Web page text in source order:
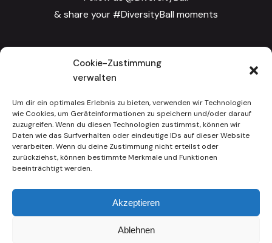
Cookie-Zustimmung
verwalten
Um dir ein optimales Erlebnis zu bieten, verwenden wir Technologien
wie Cookies, um Geräteinformationen zu speichern und/oder darauf
zuzugreifen. Wenn du diesen Technologien zustimmst, können wir
Daten wie das Surfverhalten oder eindeutige IDs auf dieser Website
verarbeiten. Wenn du deine Zustimmung nicht erteilst oder
zurückziehst, können bestimmte Merkmale und Funktionen
beeinträchtigt werden.
Akzeptieren
Ablehnen
& share your #DiversityBall moments
PRESSE
KONTAKT
FAQ
DSGVO